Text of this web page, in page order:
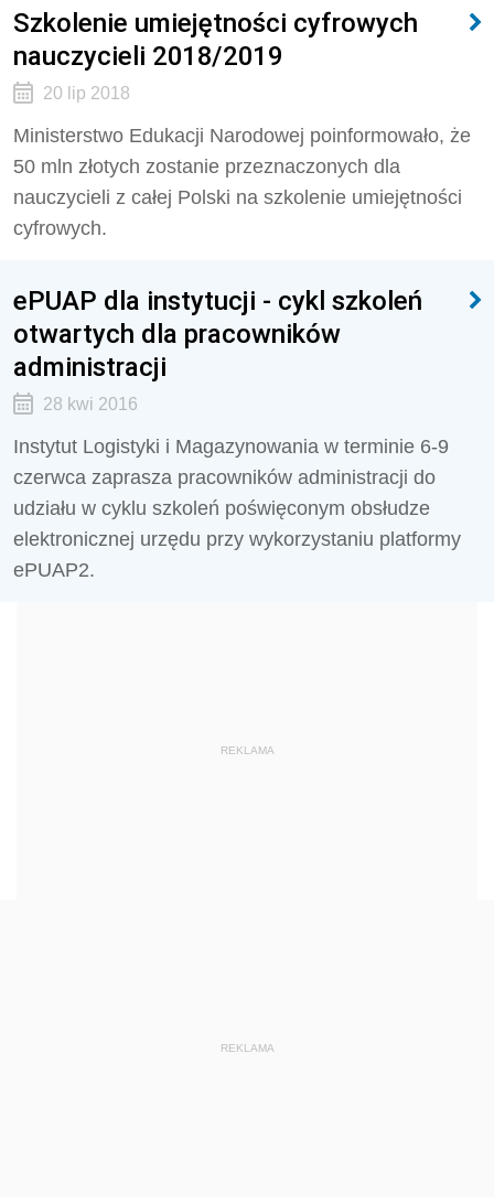
Szkolenie umiejętności cyfrowych
nauczycieli 2018/2019
20 lip 2018
Ministerstwo Edukacji Narodowej poinformowało, że
50 mln złotych zostanie przeznaczonych dla
nauczycieli z całej Polski na szkolenie umiejętności
cyfrowych.
ePUAP dla instytucji - cykl szkoleń
otwartych dla pracowników
administracji
28 kwi 2016
Instytut Logistyki i Magazynowania w terminie 6-9
czerwca zaprasza pracowników administracji do
udziału w cyklu szkoleń poświęconym obsłudze
elektronicznej urzędu przy wykorzystaniu platformy
ePUAP2.
REKLAMA
REKLAMA